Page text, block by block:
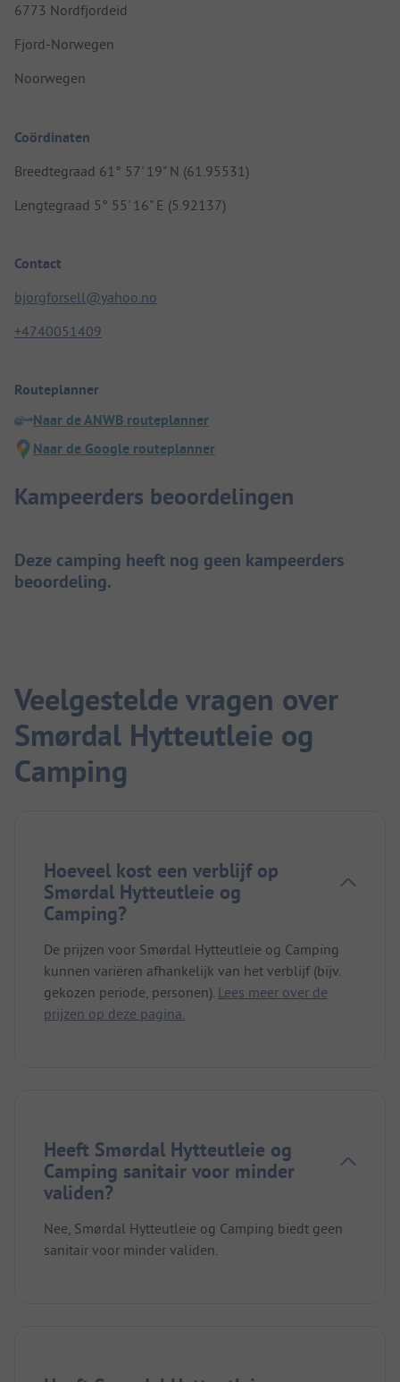
6773 Nordfjordeid
Fjord-Norwegen
Noorwegen
Coördinaten
Breedtegraad 61° 57' 19" N (61.95531)
Lengtegraad 5° 55' 16" E (5.92137)
Contact
bjorgforsell@yahoo.no
+4740051409
Routeplanner
Naar de ANWB routeplanner
Naar de Google routeplanner
Kampeerders beoordelingen
Deze camping heeft nog geen kampeerders
beoordeling.
Veelgestelde vragen over
Smørdal Hytteutleie og
Camping
Hoeveel kost een verblijf op
Smørdal Hytteutleie og
Camping?
De prijzen voor Smørdal Hytteutleie og Camping
kunnen variëren afhankelijk van het verblijf (bijv.
gekozen periode, personen). Lees meer over de
prijzen op deze pagina.
Heeft Smørdal Hytteutleie og
Camping sanitair voor minder
validen?
Nee, Smørdal Hytteutleie og Camping biedt geen
sanitair voor minder validen.